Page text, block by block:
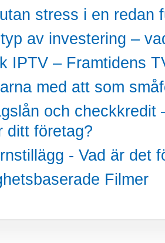
stress i en redan
av investering –
IPTV – Framtidens
med att som
och checkkredit
ditt företag?
- Vad är det
Filmer